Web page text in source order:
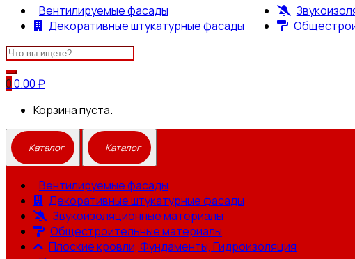
Вентилируемые фасады
Декоративные штукатурные фасады
Search
for:
00.00 ₽
Корзина пуста.
Вентилируемые фасады
Декоративные штукатурные фасады
Звукоизоляционные материалы
Общестроительные материалы
Плоские кровли, Фундаменты, Гидроизоляция